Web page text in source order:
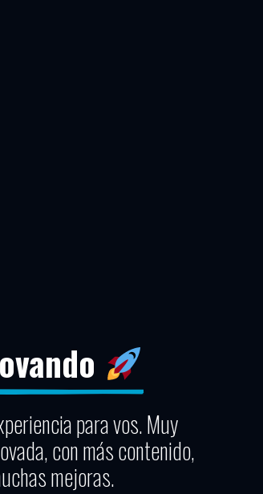
para vos. Muy
con más contenido,
mejoras.